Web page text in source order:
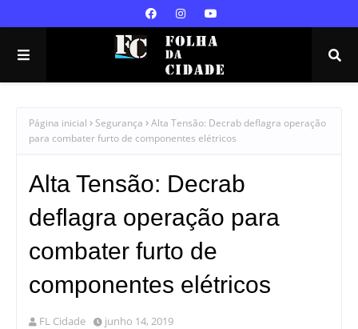
Página inicial Segurança
Alta Tensão: Decrab deflagra operação
para combater furto de componentes elétricos
Alta Tensão: Decrab
deflagra operação para
combater furto de
componentes elétricos
FL Cidade junho 14, 2019